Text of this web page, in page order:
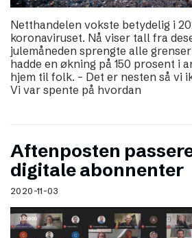
Netthandelen vokste betydelig i
koronaviruset. Nå viser tall fra
julemåneden sprengte alle
hadde en økning på 150 prosent i
hjem til folk. – Det er nesten så vi
Vi var spente på hvordan
Aftenposten
digitale abonnenter
2020-11-03